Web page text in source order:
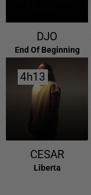
DJO
End Of Beginning
4h13
4h13
CESAR
Liberta